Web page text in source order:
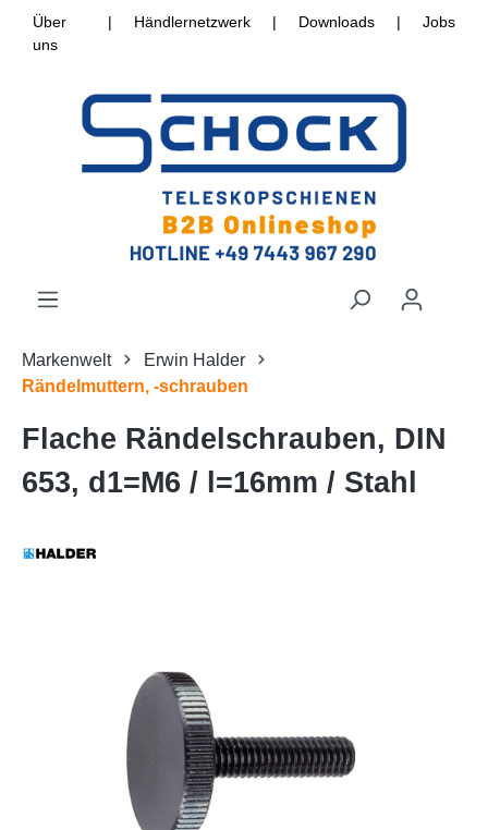
Über
uns
| Händlernetzwerk | Downloads | Jobs
Markenwelt
Erwin Halder
Rändelmuttern, -schrauben
Flache Rändelschrauben, DIN
653, d1=M6 / l=16mm / Stahl